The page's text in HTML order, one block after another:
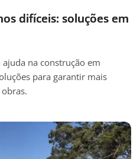
difíceis: soluções em
na construção em
para garantir mais